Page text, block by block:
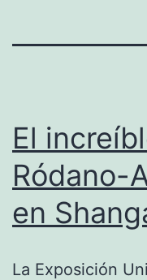
El
Ródano-
en
La Exposición